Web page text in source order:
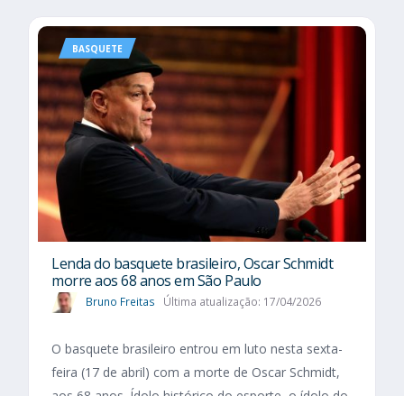
BASQUETE
Lenda do basquete brasileiro, Oscar Schmidt
morre aos 68 anos em São Paulo
Bruno Freitas Última atualização: 17/04/2026
O basquete brasileiro entrou em luto nesta sexta-
feira (17 de abril) com a morte de Oscar Schmidt,